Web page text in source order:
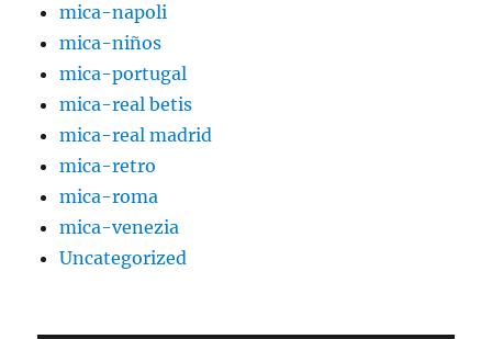
mica-napoli
mica-niños
mica-portugal
mica-real betis
mica-real madrid
mica-retro
mica-roma
mica-venezia
Uncategorized